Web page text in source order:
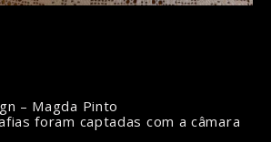
– Magda Pinto
foram captadas com a câmara